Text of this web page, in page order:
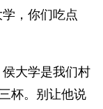
，你们吃点
大学是我们村
杯。别让他说